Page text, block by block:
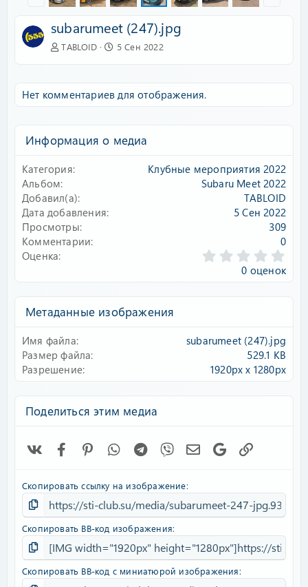
subarumeet (247).jpg
TABLOID 5 Сен 2022
Нет комментариев для отображения.
Информация о медиа
Категория
Клубные мероприятия 2022
Альбом
Subaru Meet 2022
Добавил(а)
TABLOID
Дата добавления
5 Сен 2022
Просмотры
309
Комментарии
0
Оценка
.
0 оценок
Метаданные изображения
Имя файла
subarumeet (247).jpg
Размер файла
529.1 KB
Разрешение
1920px x 1280px
Поделиться этим медиа
FacebookPinterestWhatsAppTelegram
Viber Электронная почта
Google
Скопировать ссылку на изображение
Скопировать BB-код изображения
Скопировать BB-код с миниатюрой изображения